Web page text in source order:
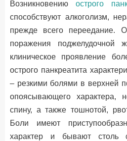
Возникновению острого
способствуют алкоголизм,
прежде всего переедание.
поражения поджелудочной
клиническое проявление
острого панкреатита
– резкими болями в верхней
опоясывающего характера,
спину, а также тошнотой,
Боли имеют
характер и бывают столь